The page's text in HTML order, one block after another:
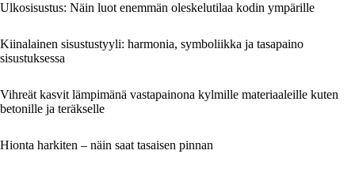
Ulkosisustus: Näin luot enemmän oleskelutilaa kodin ympärille
Kiinalainen sisustustyyli: harmonia, symboliikka ja tasapaino
sisustuksessa
Vihreät kasvit lämpimänä vastapainona kylmille materiaaleille kuten
betonille ja teräkselle
Hionta harkiten – näin saat tasaisen pinnan